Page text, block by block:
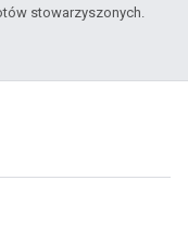
stowarzyszonych.